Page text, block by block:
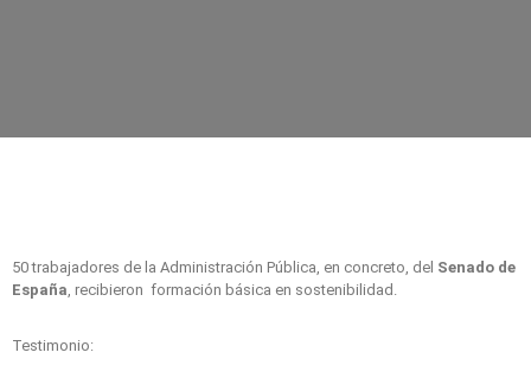
50 trabajadores de la Administración Pública, en concreto, del Senado de
España, recibieron formación básica en sostenibilidad.
Testimonio: